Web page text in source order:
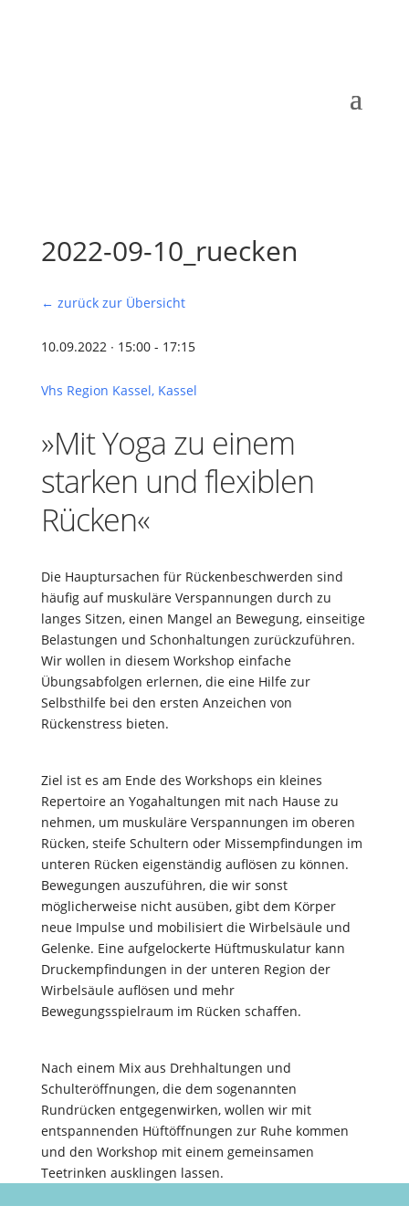
2022-09-10_ruecken
← zurück zur Übersicht
10.09.2022 ∙ 15:00 - 17:15
Vhs Region Kassel, Kassel
»Mit Yoga zu einem
starken und flexiblen
Rücken«
Die Hauptursachen für Rückenbeschwerden sind
häufig auf muskuläre Verspannungen durch zu
langes Sitzen, einen Mangel an Bewegung, einseitige
Belastungen und Schonhaltungen zurückzuführen.
Wir wollen in diesem Workshop einfache
Übungsabfolgen erlernen, die eine Hilfe zur
Selbsthilfe bei den ersten Anzeichen von
Rückenstress bieten.
Ziel ist es am Ende des Workshops ein kleines
Repertoire an Yogahaltungen mit nach Hause zu
nehmen, um muskuläre Verspannungen im oberen
Rücken, steife Schultern oder Missempfindungen im
unteren Rücken eigenständig auflösen zu können.
Bewegungen auszuführen, die wir sonst
möglicherweise nicht ausüben, gibt dem Körper
neue Impulse und mobilisiert die Wirbelsäule und
Gelenke. Eine aufgelockerte Hüftmuskulatur kann
Druckempfindungen in der unteren Region der
Wirbelsäule auflösen und mehr
Bewegungsspielraum im Rücken schaffen.
Nach einem Mix aus Drehhaltungen und
Schulteröffnungen, die dem sogenannten
Rundrücken entgegenwirken, wollen wir mit
entspannenden Hüftöffnungen zur Ruhe kommen
und den Workshop mit einem gemeinsamen
Teetrinken ausklingen lassen.